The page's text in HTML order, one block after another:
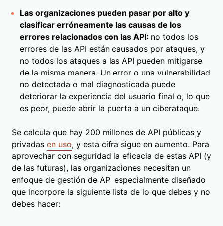
Las organizaciones pueden pasar por alto y
clasificar erróneamente las causas de los
errores relacionados con las API: no todos los
errores de las API están causados por ataques, y
no todos los ataques a las API pueden mitigarse
de la misma manera. Un error o una vulnerabilidad
no detectada o mal diagnosticada puede
deteriorar la experiencia del usuario final o, lo que
es peor, puede abrir la puerta a un ciberataque.
Se calcula que hay 200 millones de API públicas y
privadas en uso, y esta cifra sigue en aumento. Para
aprovechar con seguridad la eficacia de estas API (y
de las futuras), las organizaciones necesitan un
enfoque de gestión de API especialmente diseñado
que incorpore la siguiente lista de lo que debes y no
debes hacer: